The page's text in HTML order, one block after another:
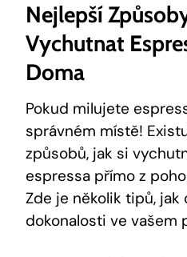
Nejlepší
Vychutnat
Doma
Pokud milujete
správném místě!
způsobů, jak si
espressa přímo z
Zde je několik tipů, jak
dokonalosti ve vašem